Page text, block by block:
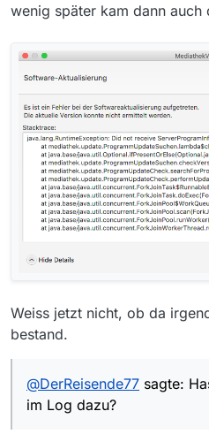
wenig später kam dann auch
Weiss jetzt nicht, ob da
bestand.
@DerReisende77 sagte:
im Log dazu?